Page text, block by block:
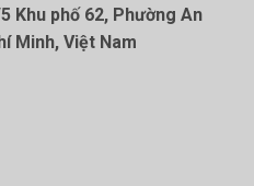
Khu phố 62, Phường An
Minh, Việt Nam